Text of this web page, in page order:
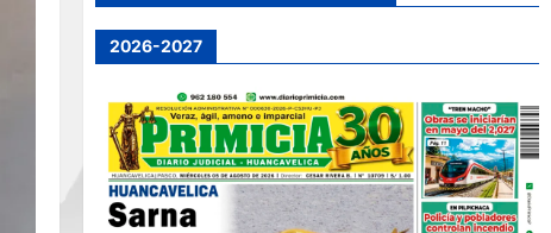
2026-2027